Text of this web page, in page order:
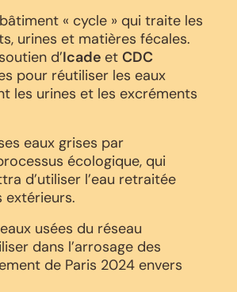
« cycle » qui traite les
urines et matières fécales.
d’Icade et CDC
pour réutiliser les eaux
les urines et les excréments
eaux grises par
écologique, qui
d’utiliser l’eau retraitée
extérieurs.
usées du réseau
dans l’arrosage des
de Paris 2024 envers